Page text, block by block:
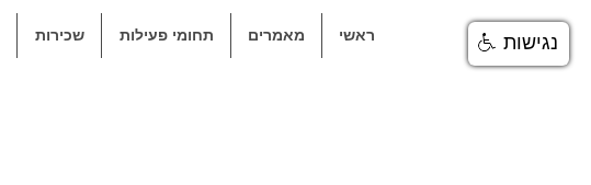
שכירות תחומי פעילות מאמרים ראשי נגישות